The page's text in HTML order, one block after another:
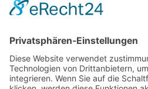
Cookie-Einstellungen
to
top